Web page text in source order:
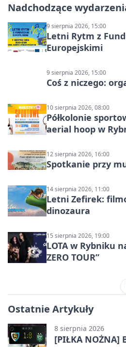
Nadchodzące
9 sierpnia 2026, 15:00
Letni Rytm z
Europejskimi
9 sierpnia 2026, 15:00
Coś z niczego:
10 sierpnia 2026, 08:00
Półkolonie
aerial hoop w
12 sierpnia 2026, 16:00
Spotkanie przy
14 sierpnia 2026, 11:00
Letni Zefirek:
dinozaura
15 sierpnia 2026, 19:00
LOTA w Rybniku
ZERO TOUR”
Ostatnie Artykuły
8 sierpnia 2026
[PIŁKA NOŻNA]